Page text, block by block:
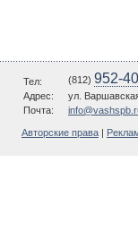
Тел: (812) 952-
Адрес:
ул.
Почта:
Авторские права